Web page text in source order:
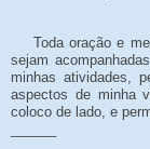
Toda oração e
sejam
minhas atividades,
aspectos de minha
coloco de lado, e